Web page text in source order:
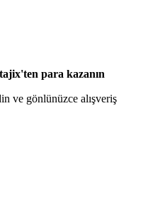
para kazanın
ve gönlünüzce alışveriş